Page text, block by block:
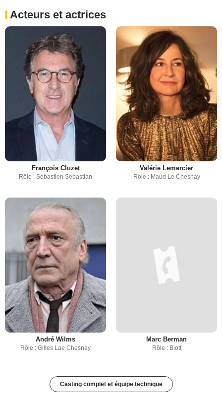
Acteurs et actrices
François Cluzet
Rôle : Sebastien Sebastian
Valérie Lemercier
Rôle : Maud Le Chesnay
André Wilms
Rôle : Gilles Lae Chesnay
Marc Berman
Rôle : Blott
Casting complet et équipe technique